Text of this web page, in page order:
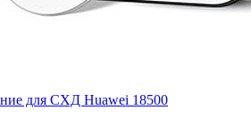
для СХД Huawei 18500